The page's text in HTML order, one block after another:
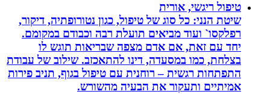
טיפול ריגשי, אורית
שיטת הנני: כל סוג של טיפול, כגון נטורופתיה, דיקור,
רפלקסו` ועוד מביאים תועלת רבה וכבודם במקומם.
יחד עם זאת, אם אדם מצפה שבריאות תוגש לו
בצלחת, כמו במסעדה, דינו להתאכזב. שילוב של עבודת
התפתחות רגשית – רוחנית עם טיפול בגוף, תניב פירות
אמיתיים ותעקור את הבעיה מהשורש.